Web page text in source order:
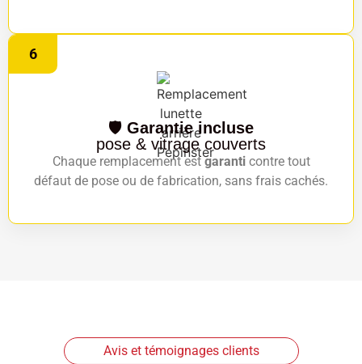
6
🛡️ Garantie incluse
pose & vitrage couverts
Chaque remplacement estgaranticontre tout
défaut de pose ou de fabrication, sans frais cachés.
Avis et témoignages clients